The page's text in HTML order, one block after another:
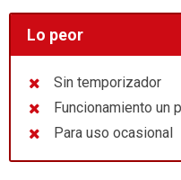
Lo peor
Sin temporizador
Funcionamiento un
Para uso ocasional